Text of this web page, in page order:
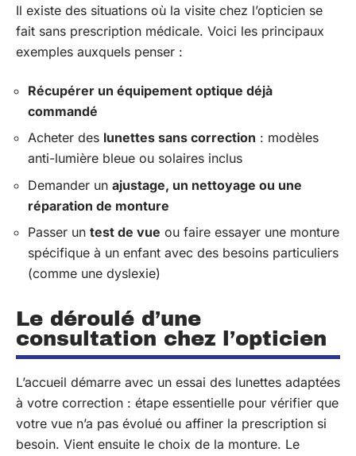
Il existe des situations où la visite chez l’opticien se
fait sans prescription médicale. Voici les principaux
exemples auxquels penser :
Récupérer un équipement optique déjà
commandé
Acheter des lunettes sans correction : modèles
anti-lumière bleue ou solaires inclus
Demander un ajustage, un nettoyage ou une
réparation de monture
Passer un test de vue ou faire essayer une monture
spécifique à un enfant avec des besoins particuliers
(comme une dyslexie)
Le déroulé d’une
consultation chez l’opticien
L’accueil démarre avec un essai des lunettes adaptées
à votre correction : étape essentielle pour vérifier que
votre vue n’a pas évolué ou affiner la prescription si
besoin. Vient ensuite le choix de la monture. Le